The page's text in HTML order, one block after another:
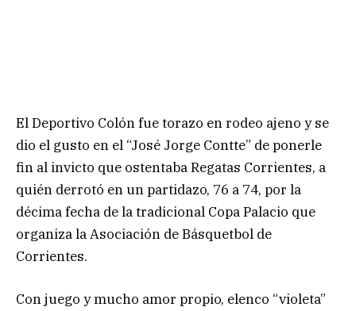
El Deportivo Colón fue torazo en rodeo ajeno y se
dio el gusto en el “José Jorge Contte” de ponerle
fin al invicto que ostentaba Regatas Corrientes, a
quién derrotó en un partidazo, 76 a 74, por la
décima fecha de la tradicional Copa Palacio que
organiza la Asociación de Básquetbol de
Corrientes.
Con juego y mucho amor propio, elenco “violeta”